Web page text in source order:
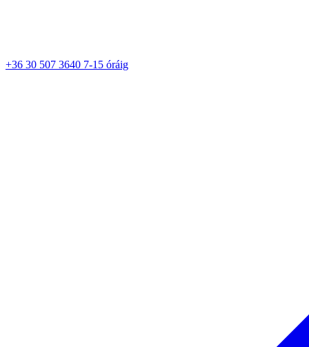
+36 30 507 3640 7-15 óráig